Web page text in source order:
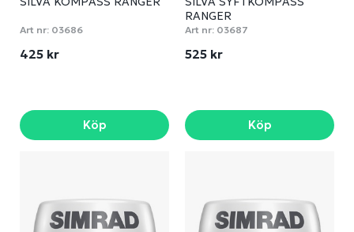
Art nr: 03686
425 kr
Köp
RANGER
Art nr: 03687
525 kr
Köp